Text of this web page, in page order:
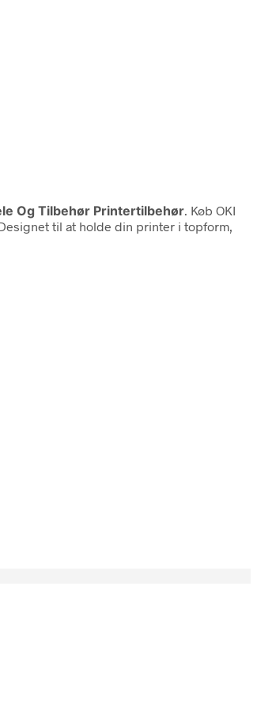
Og Tilbehør Printertilbehør . Køb OKI
til at holde din printer i topform,